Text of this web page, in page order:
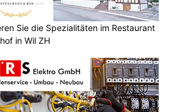
Sie die Spezialitäten im Restaurant
in Wil ZH